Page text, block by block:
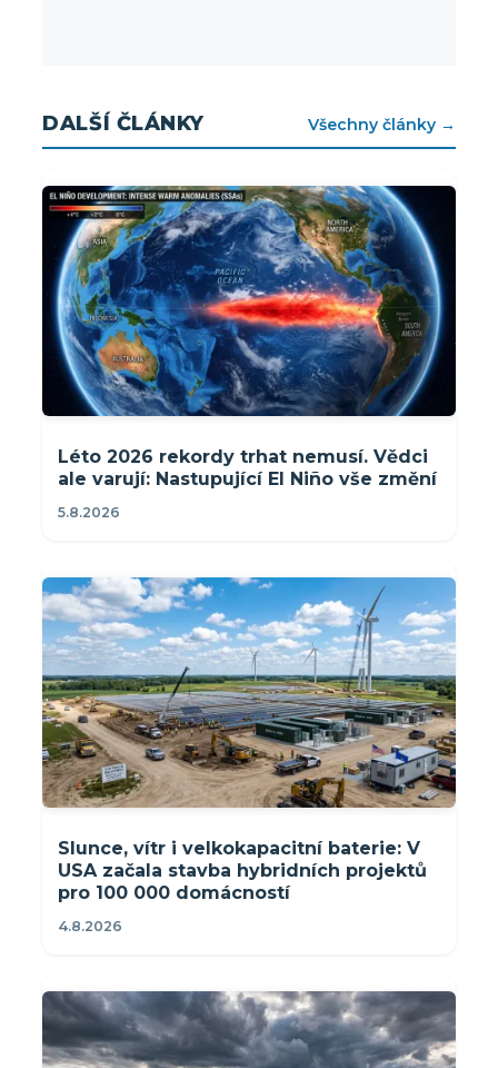
DALŠÍ ČLÁNKY Všechny články →
Léto 2026 rekordy trhat nemusí. Vědci
ale varují: Nastupující El Niño vše změní
5.8.2026
Slunce, vítr i velkokapacitní baterie: V
USA začala stavba hybridních projektů
pro 100 000 domácností
4.8.2026